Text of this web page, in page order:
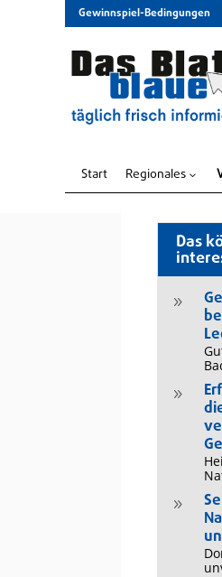
Gewinnspiel-Bedingungen
Start Regionales 3
Das
9
9
9